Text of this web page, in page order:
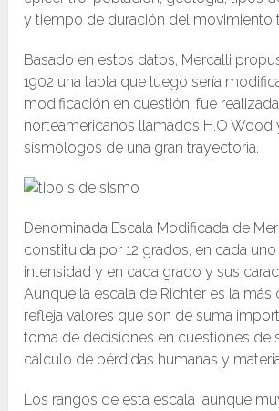
y tiempo de duración del movimiento
Basado en estos datos, Mercalli
1902 una tabla que luego sería
modificación en cuestión, fue
norteamericanos llamados H.O Wood
sismólogos de una gran trayectoria.
Denominada Escala Modificada de
constituida por 12 grados, en cada
intensidad y en cada grado y sus
Aunque la escala de Richter es la más
refleja valores que son de suma
toma de decisiones en cuestiones de
cálculo de pérdidas humanas y
Los rangos de esta escala aunque